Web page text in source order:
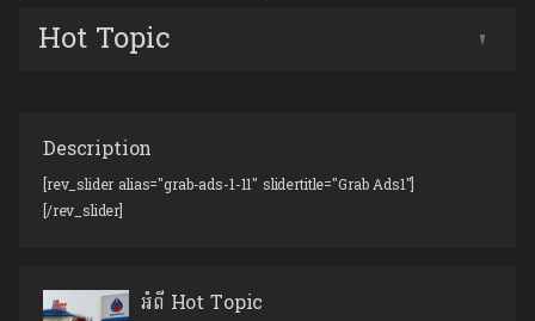
Description
[rev_slider alias="grab-ads-1-11" slidertitle="Grab Ads1"]
[/rev_slider]
អំពី Hot Topic
Hot Topic